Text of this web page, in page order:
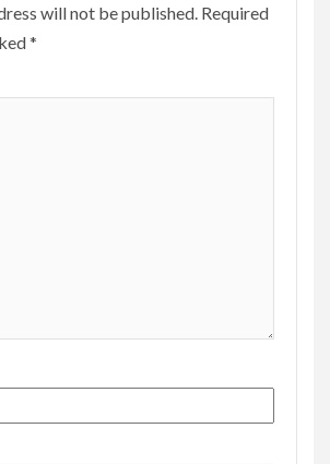
will not be published. Required
*